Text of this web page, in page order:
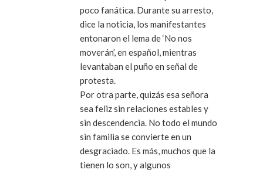
poco fanática. Durante su arresto,
dice la noticia, los manifestantes
entonaron el lema de ‘No nos
moverán’, en español, mientras
levantaban el puño en señal de
protesta.
Por otra parte, quizás esa señora
sea feliz sin relaciones estables y
sin descendencia. No todo el mundo
sin familia se convierte en un
desgraciado. Es más, muchos que la
tienen lo son, y algunos